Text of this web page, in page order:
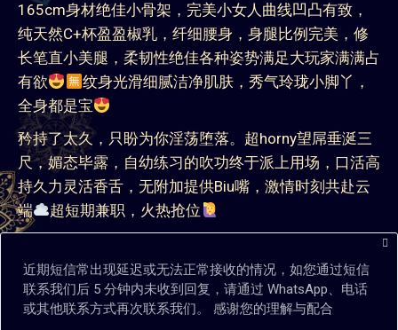
165cm身材绝佳小骨架，完美小女人曲线凹凸有致，
纯天然C+杯盈盈椒乳，纤细腰身，身腿比例完美，修
长笔直小美腿，柔韧性绝佳各种姿势满足大玩家满满占
有欲
纹身光滑细腻洁净肌肤，秀气玲珑小脚丫，
全身都是宝
矜持了太久，只盼为你淫荡堕落。超horny望屌垂涎三
尺，媚态毕露，自幼练习的吹功终于派上用场，口活高
持久力灵活香舌，无附加提供Biu嘴，激情时刻共赴云
端
超短期兼职，火热抢位
近期短信常出现延迟或无法正常接收的情况，如您通过短信
联系我们后 5 分钟内未收到回复，请通过 WhatsApp、电话
或其他联系方式再次联系我们。 感谢您的理解与配合